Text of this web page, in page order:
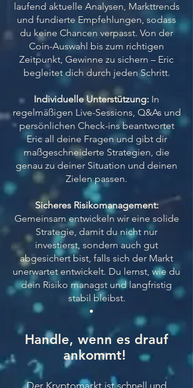
laufend aktuelle Analysen, Markttrends
und fundierte Empfehlungen, sodass
du keine Chancen verpasst. Von der
Coin-Auswahl bis zum richtigen
Zeitpunkt, Gewinne zu sichern – Eric
begleitet dich durch jeden Schritt.
Individuelle Unterstützung: In
regelmäßigen Live-Sessions, Q&As und
persönlichen Check-ins beantwortet
Eric all deine Fragen und gibt dir
maßgeschneiderte Strategien, die
genau zu deiner Situation und deinen
Zielen passen.
Sicheres Risikomanagement:
Gemeinsam entwickeln wir eine solide
Strategie, damit du nicht nur
investierst, sondern auch gut
abgesichert bist, falls sich der Markt
unerwartet entwickelt. Du lernst, wie du
dein Risiko managst und langfristig
stabil bleibst.
Handle, wenn es drauf
ankommt!
Der Kryptomarkt ist schnell und